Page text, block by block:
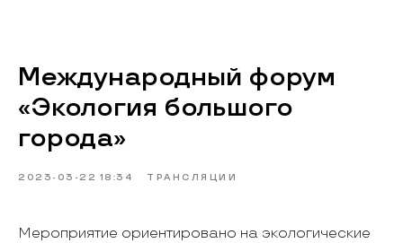
Международный форум
«Экология большого
города»
2023-03-22 18:34 ТРАНСЛЯЦИИ
Мероприятие ориентировано на экологические